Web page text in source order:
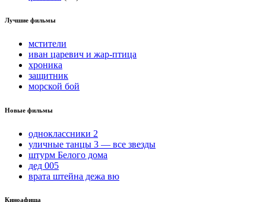
Лучшие фильмы
мстители
иван царевич и жар-птица
хроника
защитник
морской бой
Новые фильмы
одноклассники 2
уличные танцы 3 — все звезды
штурм Белого дома
дед 005
врата штейна дежа вю
Киноафиша